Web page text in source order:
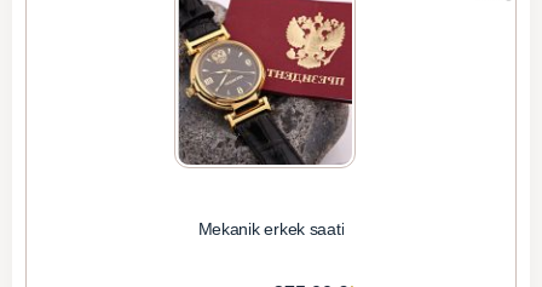
Mekanik erkek saati